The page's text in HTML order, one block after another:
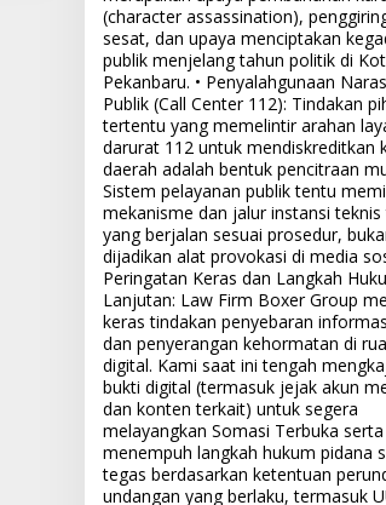
(character assassination),
sesat, dan upaya menciptakan
publik menjelang tahun politik di
Pekanbaru. • Penyalahgunaan
Publik (Call Center 112): Tindakan
tertentu yang memelintir arahan
darurat 112 untuk mendiskreditkan
daerah adalah bentuk pencitraan
Sistem pelayanan publik tentu
mekanisme dan jalur instansi teknis
yang berjalan sesuai prosedur,
dijadikan alat provokasi di media
Peringatan Keras dan Langkah
Lanjutan: Law Firm Boxer Group
keras tindakan penyebaran
dan penyerangan kehormatan di
digital. Kami saat ini tengah
bukti digital (termasuk jejak akun
dan konten terkait) untuk segera
melayangkan Somasi Terbuka serta
menempuh langkah hukum pidana
tegas berdasarkan ketentuan
undangan yang berlaku, termasuk